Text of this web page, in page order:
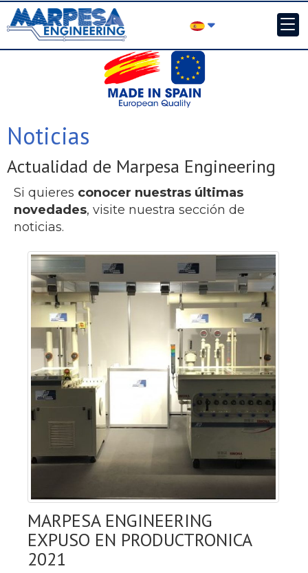
Noticias
Actualidad de Marpesa Engineering
Si quieres conocer nuestras últimas
novedades, visite nuestra sección de
noticias.
MARPESA ENGINEERING
EXPUSO EN PRODUCTRONICA
2021